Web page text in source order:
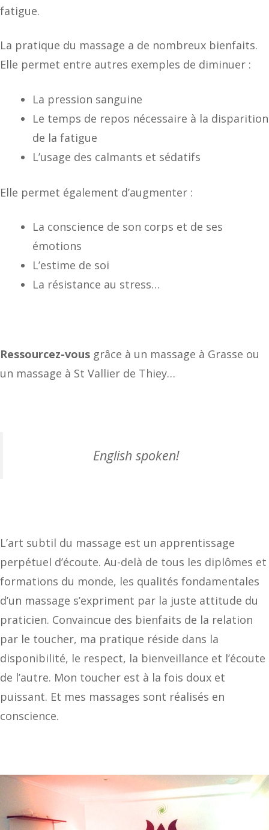
fatigue.
La pratique du massage a de nombreux bienfaits.
Elle permet entre autres exemples de diminuer :
La pression sanguine
Le temps de repos nécessaire à la disparition
de la fatigue
L’usage des calmants et sédatifs
Elle permet également d’augmenter :
La conscience de son corps et de ses
émotions
L’estime de soi
La résistance au stress…
Ressourcez-vous grâce à un massage à Grasse ou
un massage à St Vallier de Thiey…
English spoken!
L’art subtil du massage est un apprentissage
perpétuel d’écoute. Au-delà de tous les diplômes et
formations du monde, les qualités fondamentales
d’un massage s’expriment par la juste attitude du
praticien. Convaincue des bienfaits de la relation
par le toucher, ma pratique réside dans la
disponibilité, le respect, la bienveillance et l’écoute
de l’autre. Mon toucher est à la fois doux et
puissant. Et mes massages sont réalisés en
conscience.